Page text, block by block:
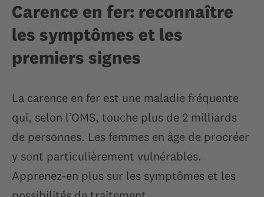
Carence en fer: reconnaître
les symptômes et les
premiers signes
La carence en fer est une maladie fréquente
qui, selon l’OMS, touche plus de 2 milliards
de personnes. Les femmes en âge de procréer
y sont particulièrement vulnérables.
Apprenez-en plus sur les symptômes et les